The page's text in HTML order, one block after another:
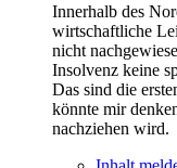
Innerhalb des
wirtschaftliche
nicht
Insolvenz keine
Das sind die
könnte mir
nachziehen wird.